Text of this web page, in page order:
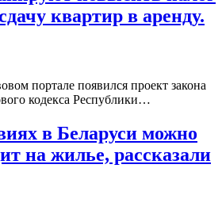
квартир в аренду.
портале появился проект закона
кодекса Республики…
в Беларуси можно
на жилье, рассказали